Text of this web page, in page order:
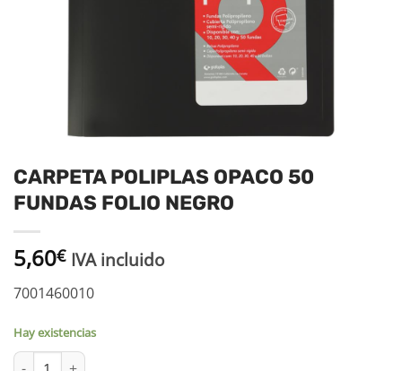
CARPETA POLIPLAS OPACO 50
FUNDAS FOLIO NEGRO
5,60€ IVA incluido
7001460010
Hay existencias
CARPETA POLIPLAS OPACO 50 FUNDAS FOLIO NEGRO cantidad